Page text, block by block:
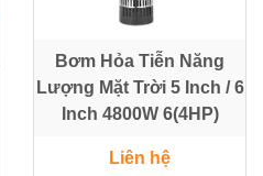
Bơm Hỏa Tiễn Năng
Lượng Mặt Trời 5 Inch / 6
Inch 4800W 6(4HP)
Liên hệ